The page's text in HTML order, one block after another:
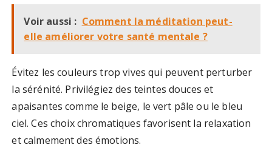
Voir aussi : Comment la méditation peut-
elle améliorer votre santé mentale ?
Évitez les couleurs trop vives qui peuvent perturber
la sérénité. Privilégiez des teintes douces et
apaisantes comme le beige, le vert pâle ou le bleu
ciel. Ces choix chromatiques favorisent la relaxation
et calmement des émotions.